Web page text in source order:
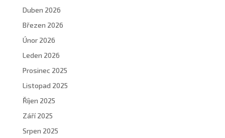
Duben 2026
Březen 2026
Únor 2026
Leden 2026
Prosinec 2025
Listopad 2025
Říjen 2025
Září 2025
Srpen 2025